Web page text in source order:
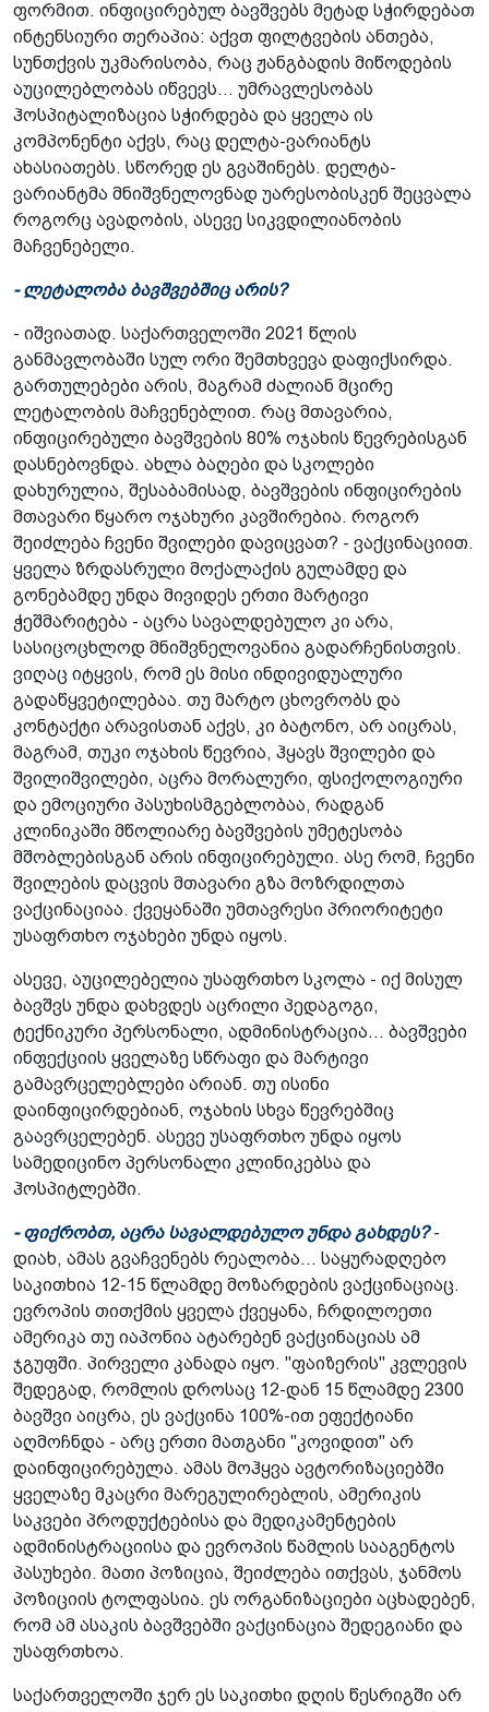
ფორმით. ინფიცირებულ ბავშვებს მეტად სჭირდებათ
ინტენსიური თერაპია: აქვთ ფილტვების ანთება,
სუნთქვის უკმარისობა, რაც ჟანგბადის მიწოდების
აუცილებლობას იწვევს... უმრავლესობას
ჰოსპიტალიზაცია სჭირდება და ყველა ის
კომპონენტი აქვს, რაც დელტა-ვარიანტს
ახასიათებს. სწორედ ეს გვაშინებს. დელტა-
ვარიანტმა მნიშვნელოვნად უარესობისკენ შეცვალა
როგორც ავადობის, ასევე სიკვდილიანობის
მაჩვენებელი.
- ლეტალობა ბავშვებშიც არის?
- იშვიათად. საქართველოში 2021 წლის
განმავლობაში სულ ორი შემთხვევა დაფიქსირდა.
გართულებები არის, მაგრამ ძალიან მცირე
ლეტალობის მაჩვენებლით. რაც მთავარია,
ინფიცირებული ბავშვების 80% ოჯახის წევრებისგან
დასნებოვნდა. ახლა ბაღები და სკოლები
დახურულია, შესაბამისად, ბავშვების ინფიცირების
მთავარი წყარო ოჯახური კავშირებია. როგორ
შეიძლება ჩვენი შვილები დავიცვათ? - ვაქცინაციით.
ყველა ზრდასრული მოქალაქის გულამდე და
გონებამდე უნდა მივიდეს ერთი მარტივი
ჭეშმარიტება - აცრა სავალდებულო კი არა,
სასიცოცხლოდ მნიშვნელოვანია გადარჩენისთვის.
ვიღაც იტყვის, რომ ეს მისი ინდივიდუალური
გადაწყვეტილებაა. თუ მარტო ცხოვრობს და
კონტაქტი არავისთან აქვს, კი ბატონო, არ აიცრას,
მაგრამ, თუკი ოჯახის წევრია, ჰყავს შვილები და
შვილიშვილები, აცრა მორალური, ფსიქოლოგიური
და ემოციური პასუხისმგებლობაა, რადგან
კლინიკაში მწოლიარე ბავშვების უმეტესობა
მშობლებისგან არის ინფიცირებული. ასე რომ, ჩვენი
შვილების დაცვის მთავარი გზა მოზრდილთა
ვაქცინაციაა. ქვეყანაში უმთავრესი პრიორიტეტი
უსაფრთხო ოჯახები უნდა იყოს.
ასევე, აუცილებელია უსაფრთხო სკოლა - იქ მისულ
ბავშვს უნდა დახვდეს აცრილი პედაგოგი,
ტექნიკური პერსონალი, ადმინისტრაცია... ბავშვები
ინფექციის ყველაზე სწრაფი და მარტივი
გამავრცელებლები არიან. თუ ისინი
დაინფიცირდებიან, ოჯახის სხვა წევრებშიც
გაავრცელებენ. ასევე უსაფრთხო უნდა იყოს
სამედიცინო პერსონალი კლინიკებსა და
ჰოსპიტლებში.
- ფიქრობთ, აცრა სავალდებულო უნდა გახდეს?-
დიახ, ამას გვაჩვენებს რეალობა... საყურადღებო
საკითხია 12-15 წლამდე მოზარდების ვაქცინაციაც.
ევროპის თითქმის ყველა ქვეყანა, ჩრდილოეთი
ამერიკა თუ იაპონია ატარებენ ვაქცინაციას ამ
ჯგუფში. პირველი კანადა იყო. "ფაიზერის" კვლევის
შედეგად, რომლის დროსაც 12-დან 15 წლამდე 2300
ბავშვი აიცრა, ეს ვაქცინა 100%-ით ეფექტიანი
აღმოჩნდა - არც ერთი მათგანი "კოვიდით" არ
დაინფიცირებულა. ამას მოჰყვა ავტორიზაციებში
ყველაზე მკაცრი მარეგულირებლის, ამერიკის
საკვები პროდუქტებისა და მედიკამენტების
ადმინისტრაციისა და ევროპის წამლის სააგენტოს
პასუხები. მათი პოზიცია, შეიძლება ითქვას, ჯანმოს
პოზიციის ტოლფასია. ეს ორგანიზაციები აცხადებენ,
რომ ამ ასაკის ბავშვებში ვაქცინაცია შედეგიანი და
უსაფრთხოა.
საქართველოში ჯერ ეს საკითხი დღის წესრიგში არ